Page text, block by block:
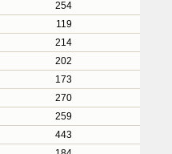
254
119
214
202
173
270
259
443